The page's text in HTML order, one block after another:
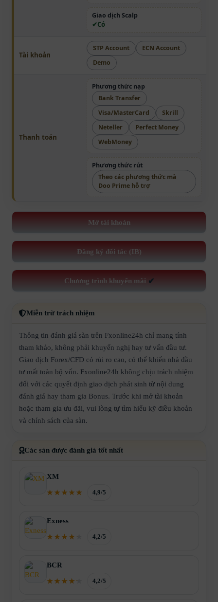
Giao dịch Scalp
Có
Tài khoản
STP Account
ECN Account
Demo
Thanh toán
Phương thức nạp
Bank Transfer
Visa/MasterCard
Skrill
Neteller
Perfect Money
WebMoney
Phương thức rút
Theo các phương thức mà
Doo Prime hỗ trợ
Mở tài khoản
Đăng ký đối tác (IB)
Chương trình khuyến mãi ✔
Miễn trừ trách nhiệm
Thông tin đánh giá sàn trên Fxonline24h chỉ mang tính
tham khảo, không phải khuyến nghị hay tư vấn đầu tư.
Giao dịch Forex/CFD có rủi ro cao, có thể khiến nhà đầu
tư mất toàn bộ vốn. Fxonline24h không chịu trách nhiệm
đối với các quyết định giao dịch phát sinh từ nội dung
đánh giá hay tham gia Bonus. Trước khi mở tài khoản
hoặc tham gia ưu đãi, vui lòng tự tìm hiểu kỹ điều khoản
và chính sách của sàn.
Các sàn được đánh giá tốt nhất
XM
4,9/5
Exness
4,2/5
BCR
4,2/5